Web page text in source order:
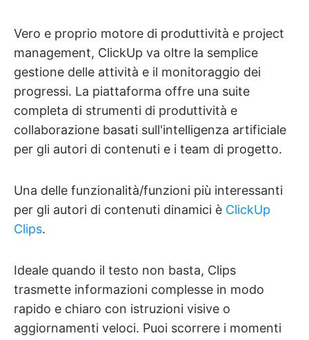
Vero e proprio motore di produttività e project
management, ClickUp va oltre la semplice
gestione delle attività e il monitoraggio dei
progressi. La piattaforma offre una suite
completa di strumenti di produttività e
collaborazione basati sull'intelligenza artificiale
per gli autori di contenuti e i team di progetto.
Una delle funzionalità/funzioni più interessanti
per gli autori di contenuti dinamici è ClickUp
Clips.
Ideale quando il testo non basta, Clips
trasmette informazioni complesse in modo
rapido e chiaro con istruzioni visive o
aggiornamenti veloci. Puoi scorrere i momenti